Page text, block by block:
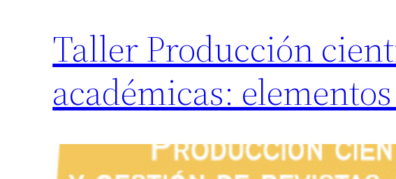
Taller Producción
académicas: